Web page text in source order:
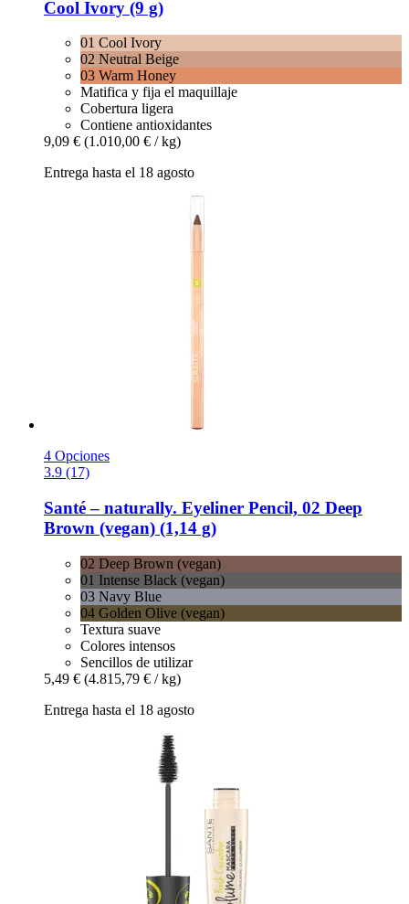
Cool Ivory (9 g)
01 Cool Ivory
02 Neutral Beige
03 Warm Honey
Matifica y fija el maquillaje
Cobertura ligera
Contiene antioxidantes
9,09 € (1.010,00 € / kg)
Entrega hasta el 18 agosto
4 Opciones
3.9 (17)
Santé – naturally. Eyeliner Pencil, 02 Deep
Brown (vegan) (1,14 g)
02 Deep Brown (vegan)
01 Intense Black (vegan)
03 Navy Blue
04 Golden Olive (vegan)
Textura suave
Colores intensos
Sencillos de utilizar
5,49 € (4.815,79 € / kg)
Entrega hasta el 18 agosto